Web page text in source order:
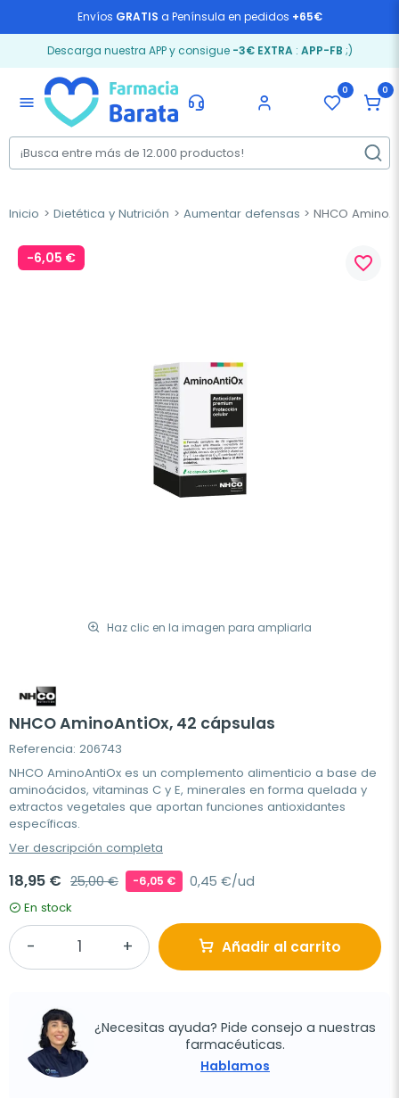
Envíos GRATIS a Península en pedidos +65€
Descarga nuestra APP y consigue -3€ EXTRA: APP-FB ;)
menu
0 0
Inicio Dietética y Nutrición Aumentar defensas NHCO
-6,05 €
Haz clic en la imagen para ampliarla
favorite_border
NHCO AminoAntiOx, 42 cápsulas
Referencia: 206743
NHCO AminoAntiOx es un complemento alimenticio a base de
aminoácidos, vitaminas C y E, minerales en forma quelada y
extractos vegetales que aportan funciones antioxidantes
específicas.
Ver descripción completa
18,95 € 25,00 € -6,05 € 0,45 €/ud
En stock
Añadir al carrito
¿Necesitas ayuda? Pide consejo a nuestras
farmacéuticas.
Hablamos